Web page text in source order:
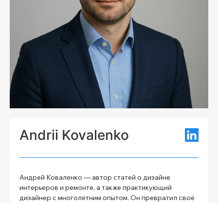
Andrii Kovalenko
Андрей Коваленко — автор статей о дизайне
интерьеров и ремонте, а также практикующий
дизайнер с многолетним опытом. Он превратил своё